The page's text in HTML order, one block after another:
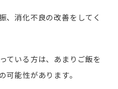
、消化不良の改善をしてく
ている方は、あまりご飯を
可能性があります。